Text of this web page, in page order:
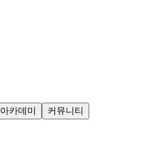
아카데미 커뮤니티